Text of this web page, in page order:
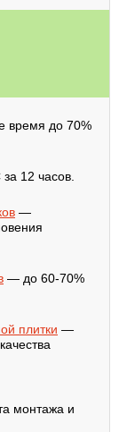
время до 70%
12 часов.
—
— до 60-70%
плитки —
монтажа и